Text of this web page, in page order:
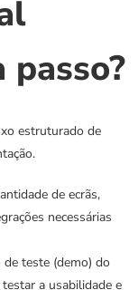
passo?
estruturado de
de ecrãs,
necessárias
de teste (demo) do
a usabilidade e